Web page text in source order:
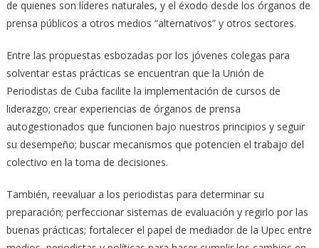
de quienes son líderes naturales, y el éxodo desde los órganos de
prensa públicos a otros medios “alternativos” y otros sectores.
Entre las propuestas esbozadas por los jóvenes colegas para
solventar estas prácticas se encuentran que la Unión de
Periodistas de Cuba facilite la implementación de cursos de
liderazgo; crear experiencias de órganos de prensa
autogestionados que funcionen bajo nuestros principios y seguir
su desempeño; buscar mecanismos que potencien el trabajo del
colectivo en la toma de decisiones.
También, reevaluar a los periodistas para determinar su
preparación; perfeccionar sistemas de evaluación y regirlo por las
buenas prácticas; fortalecer el papel de mediador de la Upec entre